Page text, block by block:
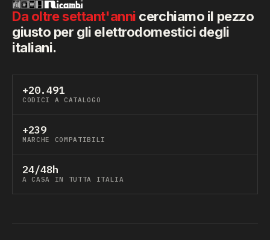
Da oltre settant'anni cerchiamo il pezzo
giusto per gli elettrodomestici degli
italiani.
+20.491
CODICI A CATALOGO
+239
MARCHE COMPATIBILI
24/48h
A CASA IN TUTTA ITALIA